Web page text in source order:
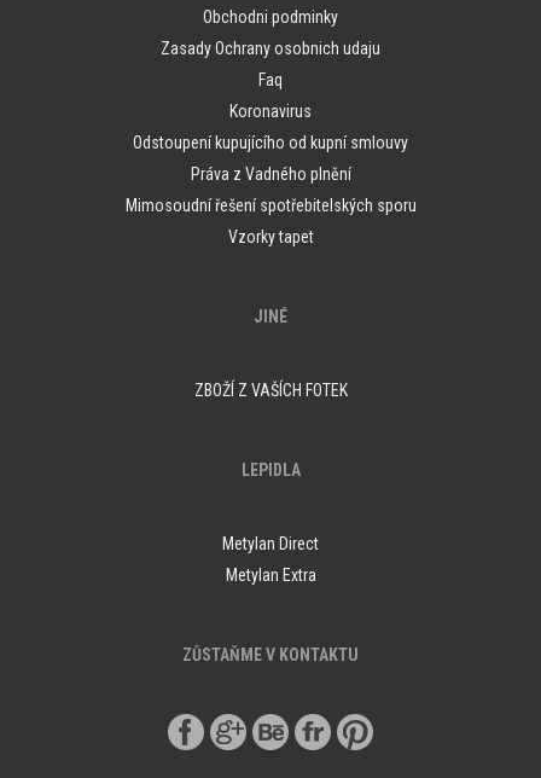
Obchodni podminky
Zasady Ochrany osobnich udaju
Faq
Koronavirus
Odstoupení kupujícího od kupní smlouvy
Práva z Vadného plnění
Mimosoudní řešení spotřebitelských sporu
Vzorky tapet
JINÉ
ZBOŽÍ Z VAŠÍCH FOTEK
LEPIDLA
Metylan Direct
Metylan Extra
ZŮSTAŇME V KONTAKTU